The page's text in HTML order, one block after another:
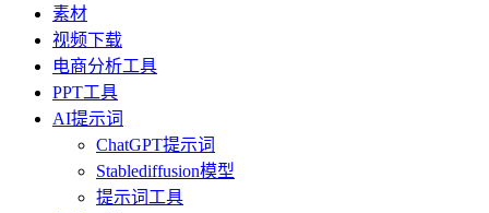
素材
视频下载
电商分析工具
PPT工具
AI提示词
ChatGPT提示词
Stablediffusion模型
提示词工具